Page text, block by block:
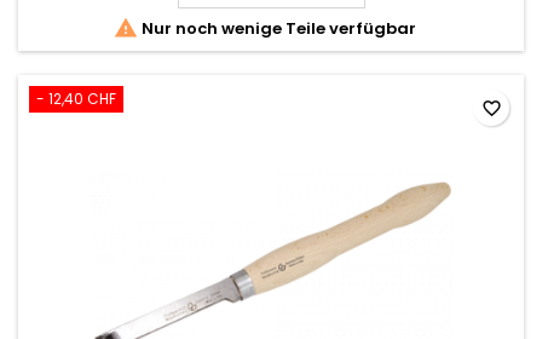
 Nur noch wenige Teile verfügbar
- 12,40 CHF favorite_border